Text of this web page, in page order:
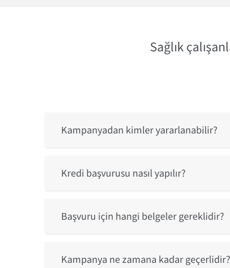
Sağlık
Kampanyadan kimler yararlanabilir?
Kredi başvurusu nasıl yapılır?
Başvuru için hangi belgeler gereklidir?
Kampanya ne zamana kadar geçerlidir?